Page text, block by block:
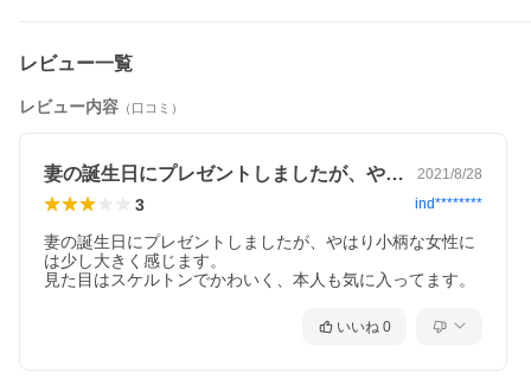
ルになっています。
レビュー一覧
レビュー内容 （口コミ）
妻の誕生日にプレゼントしましたが、やは… 2021/8/28
3 ind********
妻の誕生日にプレゼントしましたが、やはり小柄な女性に
は少し大きく感じます。
見た目はスケルトンでかわいく、本人も気に入ってます。
いいね 0